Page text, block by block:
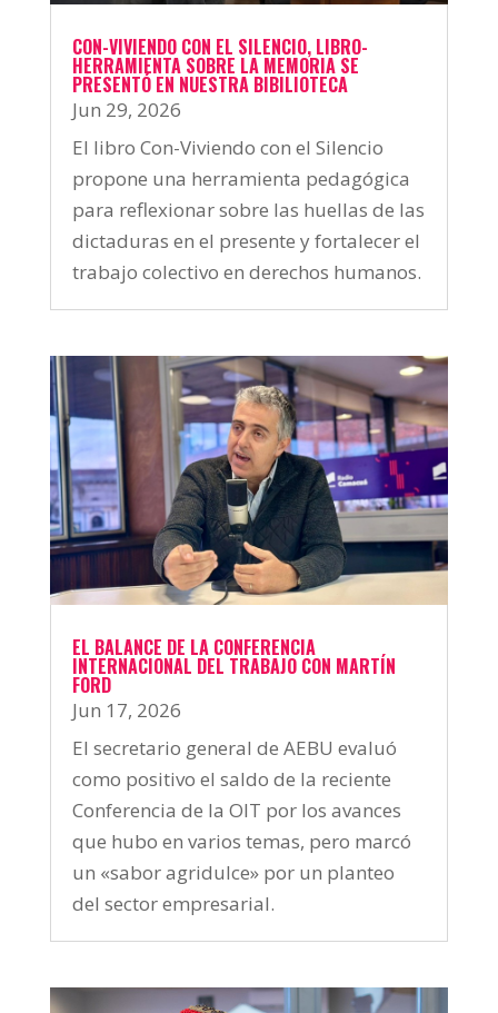
CON-VIVIENDO CON EL SILENCIO, LIBRO-
HERRAMIENTA SOBRE LA MEMORIA SE
PRESENTÓ EN NUESTRA BIBILIOTECA
Jun 29, 2026
El libro Con-Viviendo con el Silencio
propone una herramienta pedagógica
para reflexionar sobre las huellas de las
dictaduras en el presente y fortalecer el
trabajo colectivo en derechos humanos.
EL BALANCE DE LA CONFERENCIA
INTERNACIONAL DEL TRABAJO CON MARTÍN
FORD
Jun 17, 2026
El secretario general de AEBU evaluó
como positivo el saldo de la reciente
Conferencia de la OIT por los avances
que hubo en varios temas, pero marcó
un «sabor agridulce» por un planteo
del sector empresarial.